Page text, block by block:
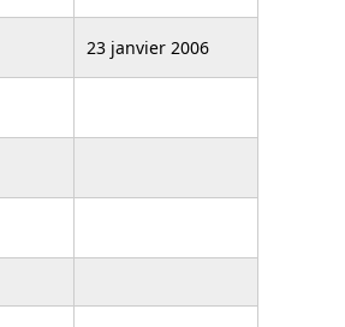
23 janvier 2006